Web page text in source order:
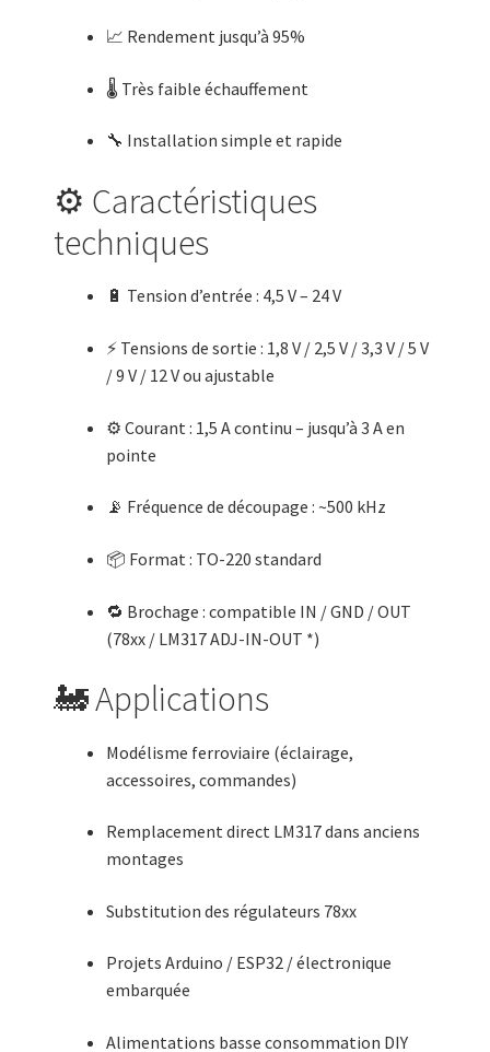
📈 Rendement jusqu’à 95%
🌡️ Très faible échauffement
🔧 Installation simple et rapide
⚙️ Caractéristiques
techniques
🔋 Tension d’entrée : 4,5 V – 24 V
⚡ Tensions de sortie : 1,8 V / 2,5 V / 3,3 V / 5 V
/ 9 V / 12 V ou ajustable
⚙️ Courant : 1,5 A continu – jusqu’à 3 A en
pointe
📡 Fréquence de découpage : ~500 kHz
📦 Format : TO-220 standard
🔁 Brochage : compatible IN / GND / OUT
(78xx / LM317 ADJ-IN-OUT *)
🚂 Applications
Modélisme ferroviaire (éclairage,
accessoires, commandes)
Remplacement direct LM317 dans anciens
montages
Substitution des régulateurs 78xx
Projets Arduino / ESP32 / électronique
embarquée
Alimentations basse consommation DIY